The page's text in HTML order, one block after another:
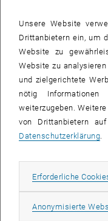
Durch die Einbindung der
Laborcluster der Fakultät
Science Center
wird eine
und Strukturen
Materialverhalten etc.)
Erwartete
österreichischen
Synergien durch die
CEE Laboratory for
Unsere Website
Drittanbietern ein, um
Website zu
Website zu
und zielgerichtete
nötig
weiterzugeben.
von Drittanbietern
Datenschutzerklärung.
Erforderliche
Anonymisierte